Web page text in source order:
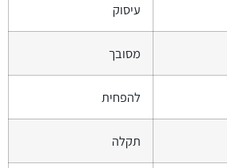
עיסוק
מסובך
להפחית
תקלה